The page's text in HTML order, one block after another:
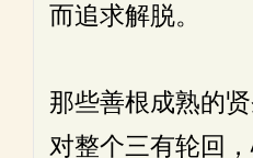
而追求解脱。
那些善根成熟的
对整个三有轮回